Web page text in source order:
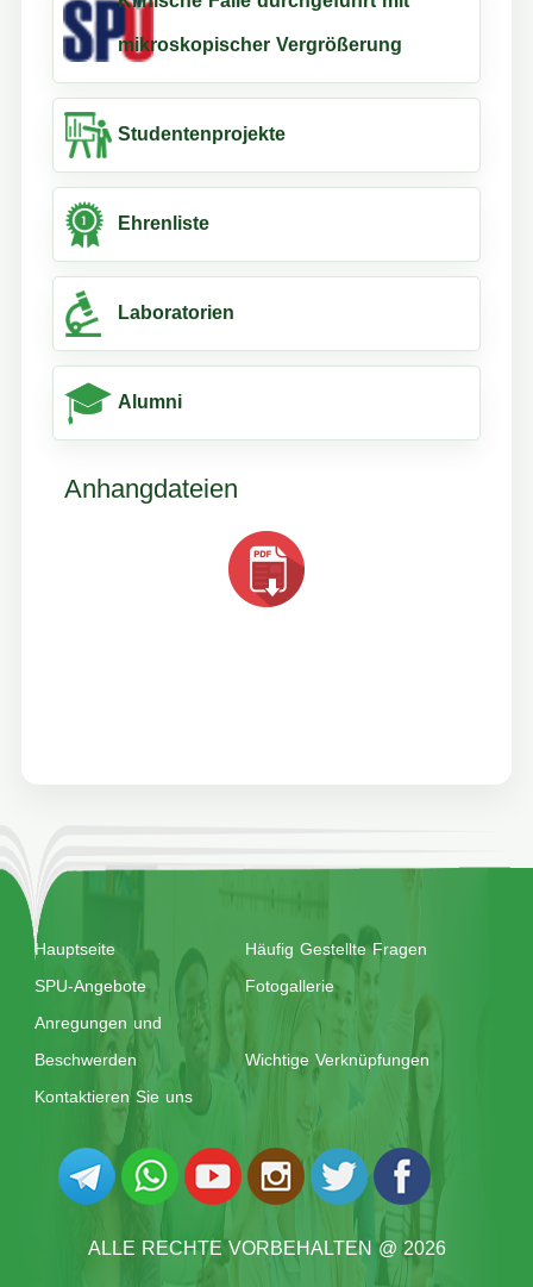
mikroskopischer Vergrößerung
Studentenprojekte
Ehrenliste
Laboratorien
Alumni
Anhangdateien
Hauptseite
Häufig Gestellte Fragen
SPU-Angebote
Fotogallerie
Anregungen und
Beschwerden
Wichtige Verknüpfungen
Kontaktieren Sie uns
ALLE RECHTE VORBEHALTEN @ 2026